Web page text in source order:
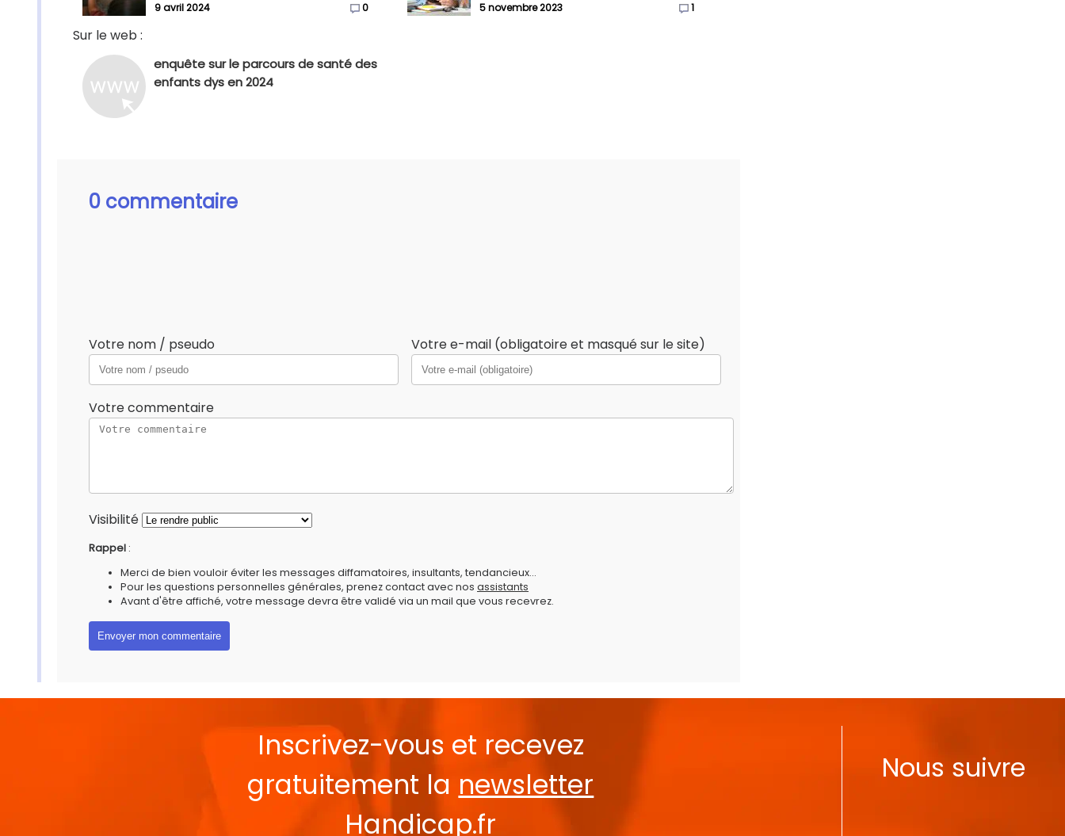
9 avril 2024 0 5 novembre 2023 1
Sur le web :
enquête sur le parcours de santé des
enfants dys en 2024
0 commentaire
Votre nom / pseudo Votre e-mail (obligatoire et masqué sur le site)
Votre commentaire
Visibilité
Rappel :
Merci de bien vouloir éviter les messages diffamatoires, insultants, tendancieux...
Pour les questions personnelles générales, prenez contact avec nos assistants
Avant d'être affiché, votre message devra être validé via un mail que vous recevrez.
Inscrivez-vous et recevez
gratuitement la newsletter
Handicap.fr
Nous suivre